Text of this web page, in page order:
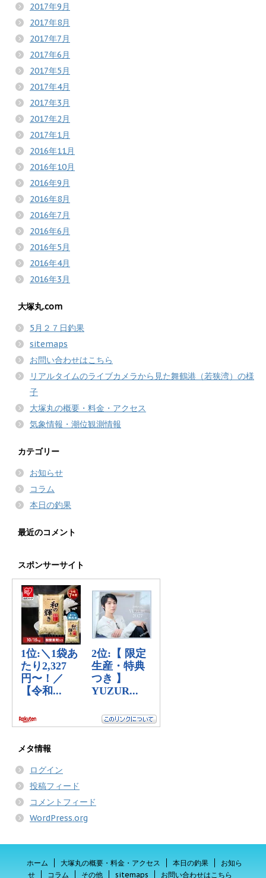
2017年9月
2017年8月
2017年7月
2017年6月
2017年5月
2017年4月
2017年3月
2017年2月
2017年1月
2016年11月
2016年10月
2016年9月
2016年8月
2016年7月
2016年6月
2016年5月
2016年4月
2016年3月
大塚丸.com
5月２７日釣果
sitemaps
お問い合わせはこちら
リアルタイムのライブカメラから見た舞鶴港（若狭湾）の様
子
大塚丸の概要・料金・アクセス
気象情報・潮位観測情報
カテゴリー
お知らせ
コラム
本日の釣果
最近のコメント
スポンサーサイト
メタ情報
ログイン
投稿フィード
コメントフィード
WordPress.org
ホーム 大塚丸の概要・料金・アクセス 本日の釣果
お知ら
せ
コラム その他 sitemaps お問い合わせはこちら